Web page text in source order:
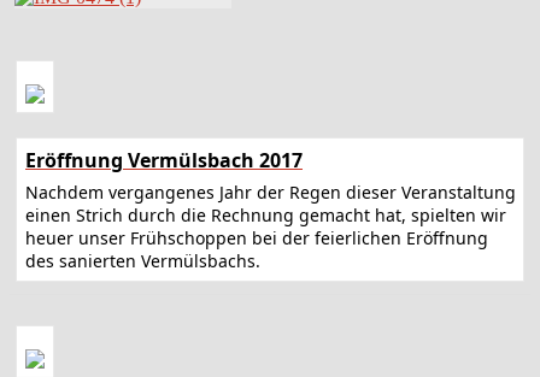
Eröffnung Vermülsbach 2017
Nachdem vergangenes Jahr der Regen dieser Veranstaltung
einen Strich durch die Rechnung gemacht hat, spielten wir
heuer unser Frühschoppen bei der feierlichen Eröffnung
des sanierten Vermülsbachs.